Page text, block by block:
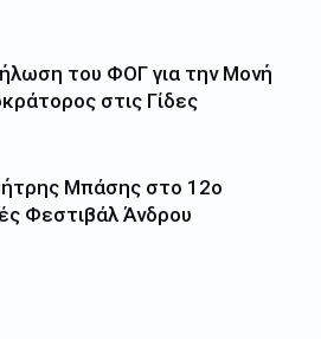
του ΦΟΓ για την Μονή
στις Γίδες
Μπάσης στο 12ο
Φεστιβάλ Άνδρου